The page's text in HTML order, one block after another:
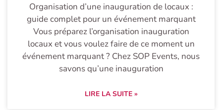
Organisation d’une inauguration de locaux :
guide complet pour un événement marquant
Vous préparez l’organisation inauguration
locaux et vous voulez faire de ce moment un
événement marquant ? Chez SOP Events, nous
savons qu’une inauguration
LIRE LA SUITE »